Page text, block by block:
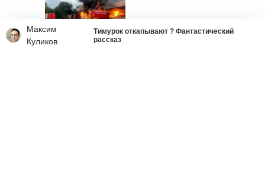
Максим
Куликов
Тимурок откапывают ? Фантастический
рассказ
Ответить